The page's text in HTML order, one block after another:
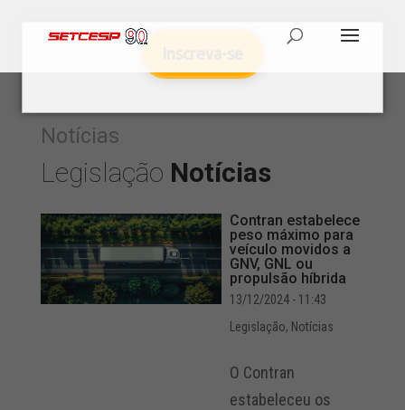
Notícias
Legislação Notícias
Contran estabelece
peso máximo para
veículo movidos a
GNV, GNL ou
propulsão híbrida
13/12/2024 - 11:43
Legislação, Notícias
O Contran
estabeleceu os